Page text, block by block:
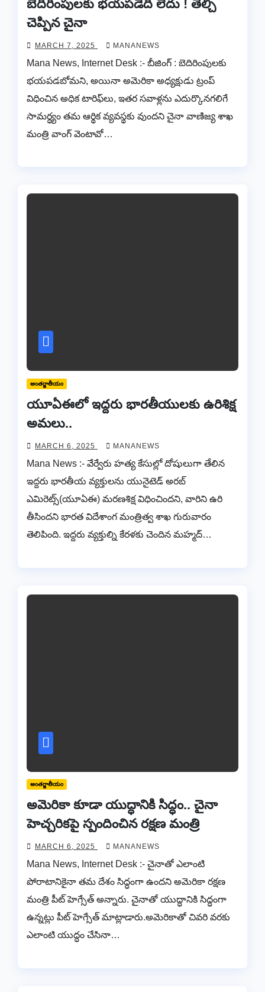
బెదిరింపులకు భయపడేది లేదు ! తేల్చి
చెప్పిన చైనా
MARCH 7, 2025 MANANEWS
Mana News, Internet Desk :- బీజింగ్‌ : బెదిరింపులకు
భయపడబోమని, అయినా అమెరికా అధ్యక్షుడు ట్రంప్‌
విధించిన అధిక టారిఫ్‌లు, ఇతర సవాళ్లను ఎదుర్కొనగలిగే
సామర్ధ్యం తమ ఆర్థిక వ్యవస్థకు వుందని చైనా వాణిజ్య శాఖ
మంత్రి వాంగ్‌ వెంటావో…
అంతర్జాతీయం
యూఏఈలో ఇద్దరు భారతీయులకు ఉరిశిక్ష
అమలు..
MARCH 6, 2025 MANANEWS
Mana News :- వేర్వేరు హత్య కేసుల్లో దోషులుగా తేలిన
ఇద్దరు భారతీయ వ్యక్తులను యునైటెడ్ అరబ్
ఎమిరెట్స్(యూఏఈ) మరణశిక్ష విధించిందని, వారిని ఉరి
తీసిందని భారత విదేశాంగ మంత్రిత్వ శాఖ గురువారం
తెలిపింది. ఇద్దరు వ్యక్తుల్ని కేరళకు చెందిన మహ్మద్…
అంతర్జాతీయం
అమెరికా కూడా యుద్ధానికి సిద్ధం.. చైనా
హెచ్చరికపై స్పందించిన రక్షణ మంత్రి
MARCH 6, 2025 MANANEWS
Mana News, Internet Desk :- చైనాతో ఎలాంటి
పోరాటానికైనా తమ దేశం సిద్ధంగా ఉందని అమెరికా రక్షణ
మంత్రి పీట్ హెగ్సేత్ అన్నారు. చైనాతో యుద్ధానికి సిద్ధంగా
ఉన్నట్లు పీట్ హెగ్సేత్ మాట్లాడారు.అమెరికాతో చివరి వరకు
ఎలాంటి యుద్ధం చేసినా…